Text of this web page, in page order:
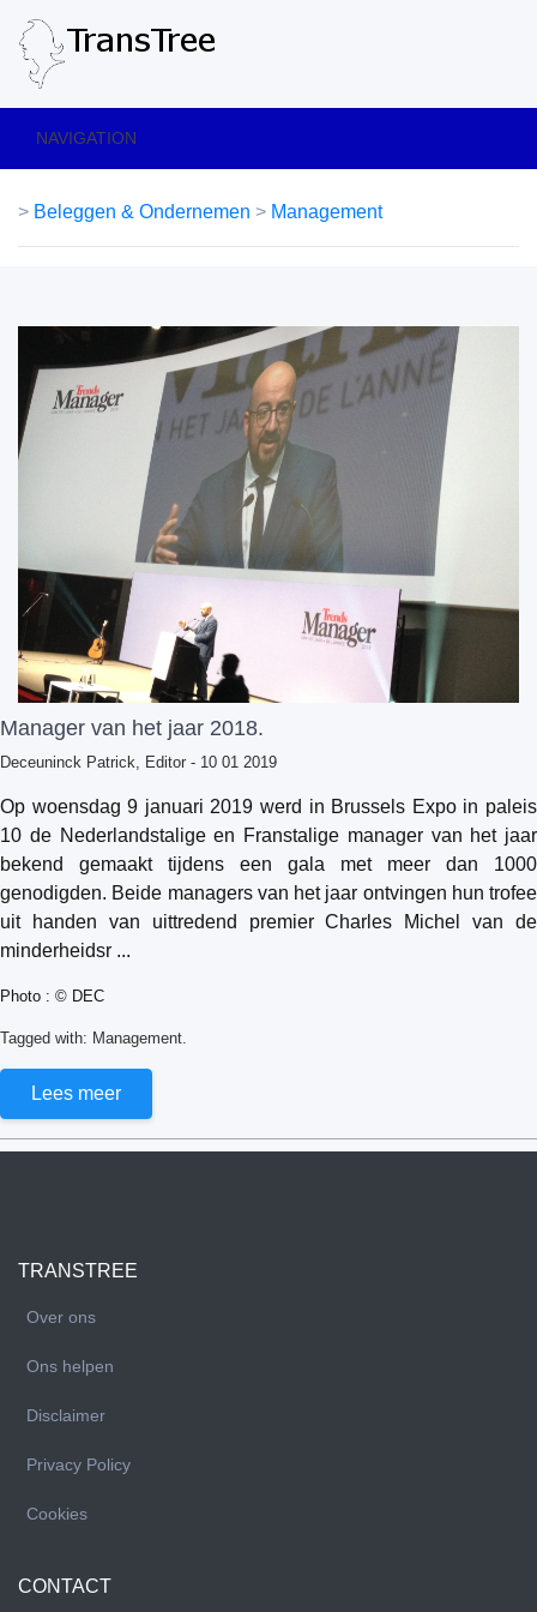
NAVIGATION
> Beleggen & Ondernemen > Management
Manager van het jaar 2018.
Deceuninck Patrick, Editor - 10 01 2019
Op woensdag 9 januari 2019 werd in Brussels Expo in paleis
10 de Nederlandstalige en Franstalige manager van het jaar
bekend gemaakt tijdens een gala met meer dan 1000
genodigden. Beide managers van het jaar ontvingen hun trofee
uit handen van uittredend premier Charles Michel van de
minderheidsr ...
Photo : © DEC
Tagged with: Management.
Lees meer
TRANSTREE
Over ons
Ons helpen
Disclaimer
Privacy Policy
Cookies
CONTACT